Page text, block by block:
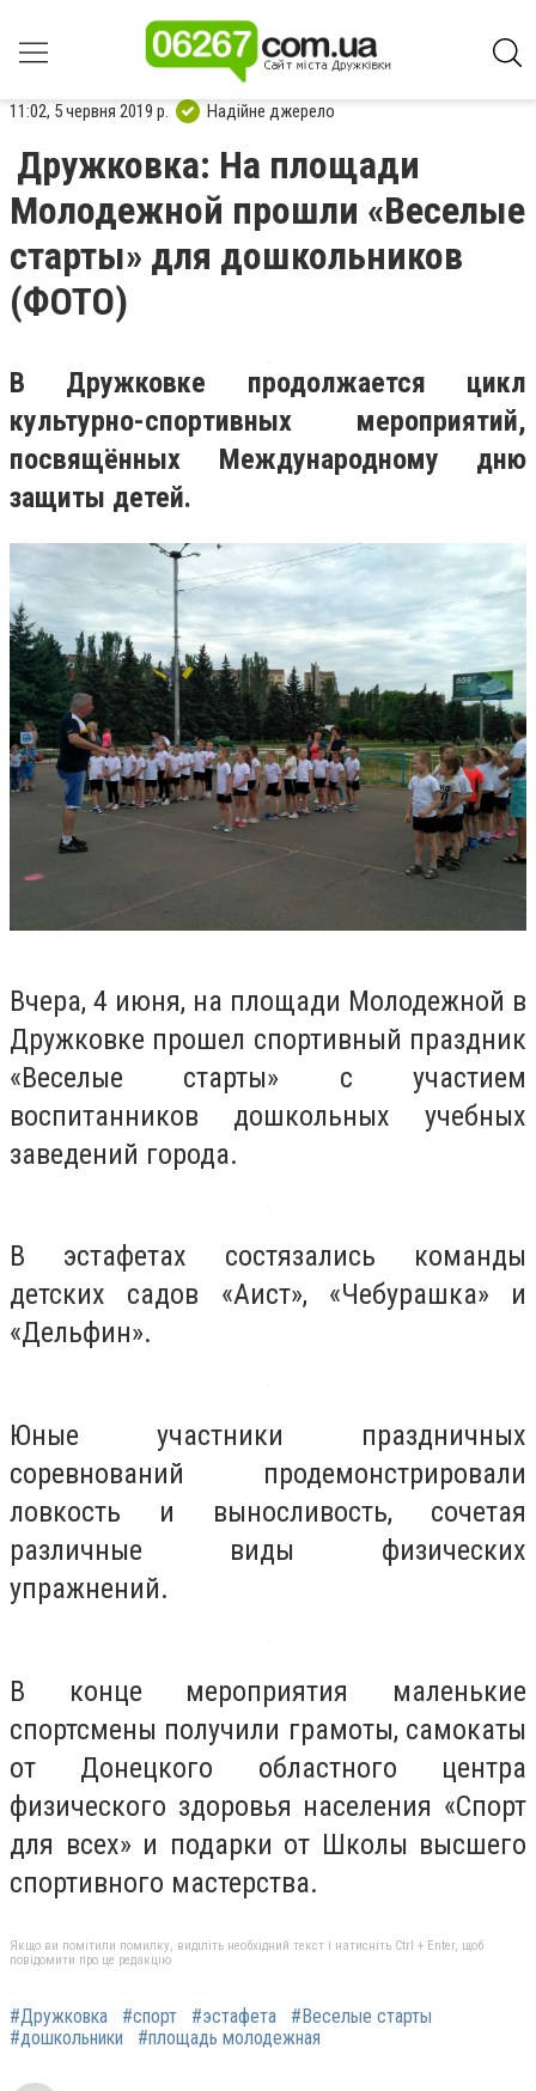
11:02, 5 червня 2019 р. Надійне джерело
Дружковка: На площади
Молодежной прошли «Веселые
старты» для дошкольников
(ФОТО)
В Дружковке продолжается цикл
культурно-спортивных мероприятий,
посвящённых Международному дню
защиты детей.
Вчера, 4 июня, на площади Молодежной в
Дружковке прошел спортивный праздник
«Веселые старты» с участием
воспитанников дошкольных учебных
заведений города.
В эстафетах состязались команды
детских садов «Аист», «Чебурашка» и
«Дельфин».
Юные участники праздничных
соревнований продемонстрировали
ловкость и выносливость, сочетая
различные виды физических
упражнений.
В конце мероприятия маленькие
спортсмены получили грамоты, самокаты
от Донецкого областного центра
физического здоровья населения «Спорт
для всех» и подарки от Школы высшего
спортивного мастерства.
Якщо ви помітили помилку, виділіть необхідний текст і натисніть Ctrl + Enter, щоб
повідомити про це редакцію
#Дружковка #спорт #эстафета
#Веселые старты
#дошкольники
#площадь молодежная